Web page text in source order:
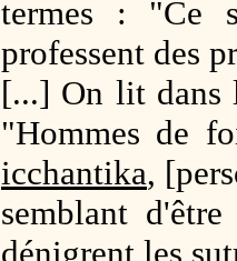
termes : "Ce
professent des
[...] On lit dans
"Hommes de
icchantika,
semblant d'être
dénigrent les